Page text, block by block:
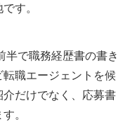
す。
半で職務経歴書の書き
職エージェントを候
だけでなく、応募書
。